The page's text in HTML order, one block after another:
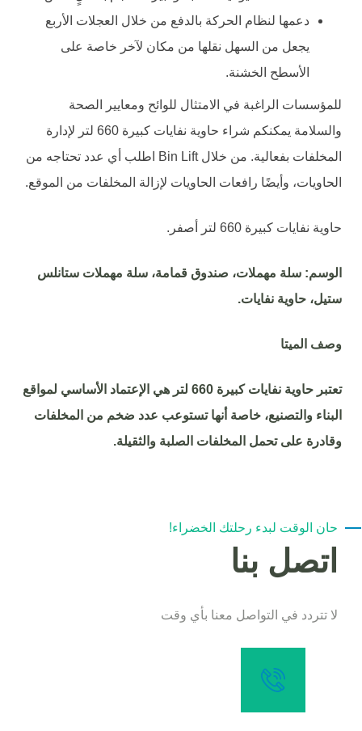
دعمها لنظام الحركة بالدفع من خلال العجلات الأربع
يجعل من السهل نقلها من مكان لآخر خاصة على
الأسطح الخشنة.
للمؤسسات الراغبة في الامتثال للوائح ومعايير الصحة
والسلامة يمكنكم شراء حاوية نفايات كبيرة 660 لتر لإدارة
المخلفات بفعالية. من خلال Bin Lift اطلب أي عدد تحتاجه من
الحاويات، وأيضًا رافعات الحاويات لإزالة المخلفات من الموقع.
حاوية نفايات كبيرة 660 لتر أصفر.
الوسم: سلة مهملات، صندوق قمامة، سلة مهملات ستانلس
ستيل، حاوية نفايات.
وصف الميتا
تعتبر حاوية نفايات كبيرة 660 لتر هي الإعتماد الأساسي لمواقع
البناء والتصنيع، خاصة أنها تستوعب عدد ضخم من المخلفات
وقادرة على تحمل المخلفات الصلبة والثقيلة.
حان الوقت لبدء رحلتك الخضراء!
اتصل بنا
لا تتردد في التواصل معنا بأي وقت